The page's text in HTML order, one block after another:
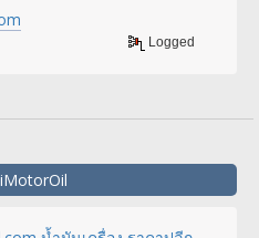
Logged